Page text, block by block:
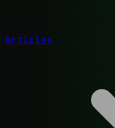
Articles